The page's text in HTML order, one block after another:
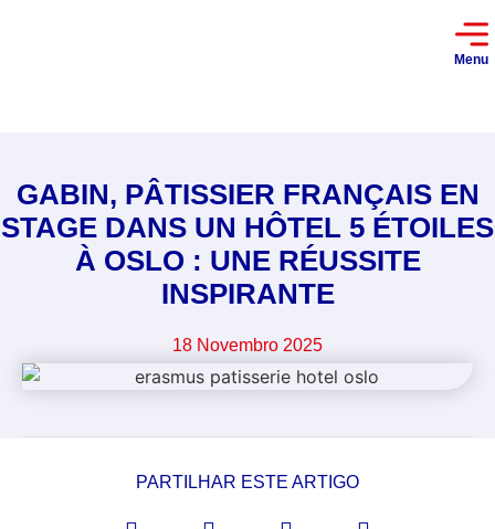
Menu
GABIN, PÂTISSIER FRANÇAIS EN
STAGE DANS UN HÔTEL 5 ÉTOILES
À OSLO : UNE RÉUSSITE
INSPIRANTE
18 Novembro 2025
PARTILHAR ESTE ARTIGO